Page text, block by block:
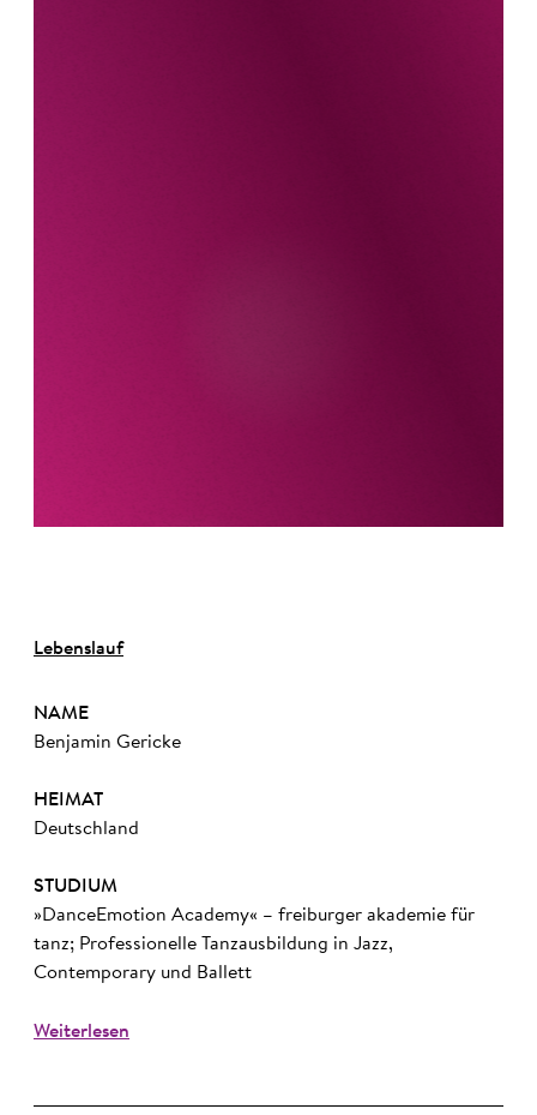
Lebenslauf
NAME
Benjamin Gericke
HEIMAT
Deutschland
STUDIUM
»DanceEmotion Academy« – freiburger akademie für
tanz; Professionelle Tanzausbildung in Jazz,
Contemporary und Ballett
Weiterlesen